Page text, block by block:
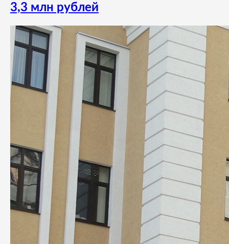
3,3 млн рублей